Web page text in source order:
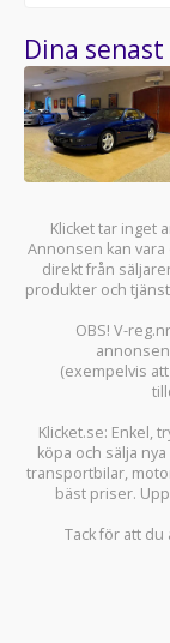
Dina
Klicket tar inget
Annonsen kan
direkt från
produkter och
OBS! V-
(exempelvis
Klicket.se: Enkel,
köpa och sälja
transportbilar,
bäst priser.
Tack för att